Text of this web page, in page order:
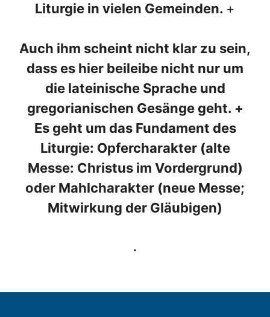
Liturgie in vielen Gemeinden. +
Auch ihm scheint nicht klar zu sein,
dass es hier beileibe nicht nur um
die lateinische Sprache und
gregorianischen Gesänge geht. +
Es geht um das Fundament des
Liturgie: Opfercharakter (alte
Messe: Christus im Vordergrund)
oder Mahlcharakter (neue Messe;
Mitwirkung der Gläubigen)
.